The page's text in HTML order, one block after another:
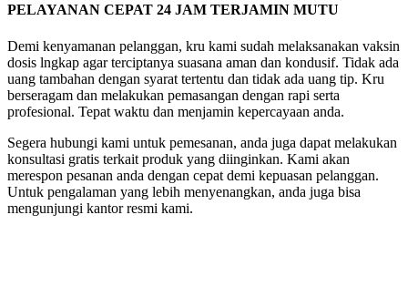
PELAYANAN CEPAT 24 JAM TERJAMIN MUTU
Demi kenyamanan pelanggan, kru kami sudah melaksanakan vaksin
dosis lngkap agar terciptanya suasana aman dan kondusif. Tidak ada
uang tambahan dengan syarat tertentu dan tidak ada uang tip. Kru
berseragam dan melakukan pemasangan dengan rapi serta
profesional. Tepat waktu dan menjamin kepercayaan anda.
Segera hubungi kami untuk pemesanan, anda juga dapat melakukan
konsultasi gratis terkait produk yang diinginkan. Kami akan
merespon pesanan anda dengan cepat demi kepuasan pelanggan.
Untuk pengalaman yang lebih menyenangkan, anda juga bisa
mengunjungi kantor resmi kami.